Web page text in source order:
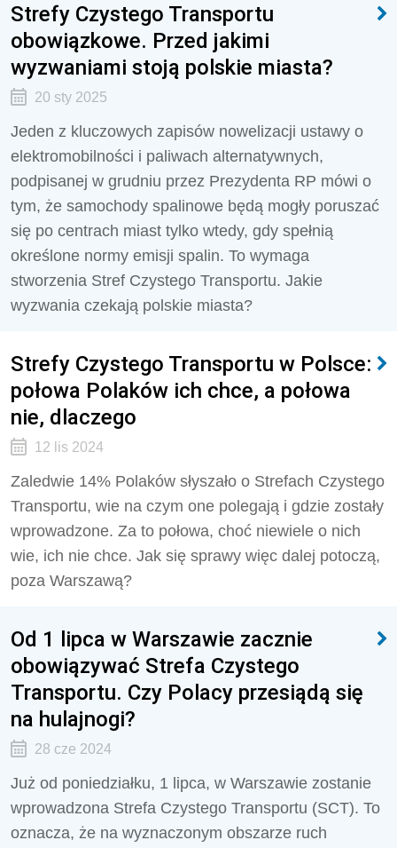
Strefy Czystego Transportu
obowiązkowe. Przed jakimi
wyzwaniami stoją polskie miasta?
20 sty 2025
Jeden z kluczowych zapisów nowelizacji ustawy o
elektromobilności i paliwach alternatywnych,
podpisanej w grudniu przez Prezydenta RP mówi o
tym, że samochody spalinowe będą mogły poruszać
się po centrach miast tylko wtedy, gdy spełnią
określone normy emisji spalin. To wymaga
stworzenia Stref Czystego Transportu. Jakie
wyzwania czekają polskie miasta?
Strefy Czystego Transportu w Polsce:
połowa Polaków ich chce, a połowa
nie, dlaczego
12 lis 2024
Zaledwie 14% Polaków słyszało o Strefach Czystego
Transportu, wie na czym one polegają i gdzie zostały
wprowadzone. Za to połowa, choć niewiele o nich
wie, ich nie chce. Jak się sprawy więc dalej potoczą,
poza Warszawą?
Od 1 lipca w Warszawie zacznie
obowiązywać Strefa Czystego
Transportu. Czy Polacy przesiądą się
na hulajnogi?
28 cze 2024
Już od poniedziałku, 1 lipca, w Warszawie zostanie
wprowadzona Strefa Czystego Transportu (SCT). To
oznacza, że na wyznaczonym obszarze ruch